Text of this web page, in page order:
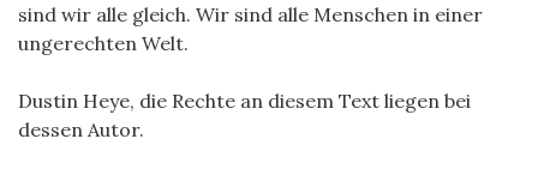
sind wir alle gleich. Wir sind alle Menschen in einer
ungerechten Welt.
Dustin Heye, die Rechte an diesem Text liegen bei
dessen Autor.